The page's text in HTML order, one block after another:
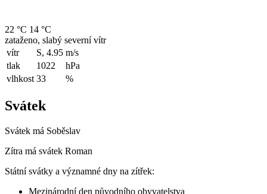
22 °C 14 °C
zataženo, slabý severní vítr
vítr
S, 4.95 m/s
tlak
1022
hPa
vlhkost 33 %
Svátek
Svátek má Soběslav
Zítra má svátek Roman
Státní svátky a významné dny na zítřek:
Mezinárodní den původního obyvatelstva